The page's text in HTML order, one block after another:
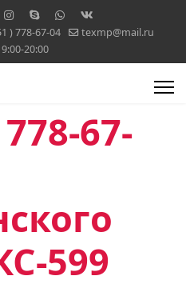
) 778-67-04
texmp@mail.ru
20:00
67-
599